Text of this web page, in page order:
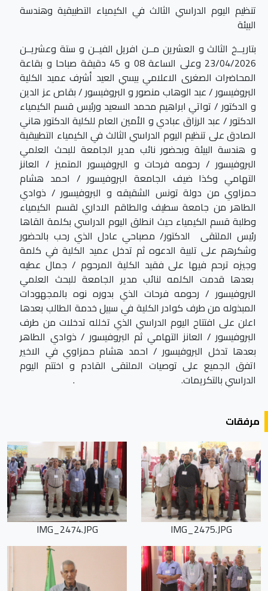
تنظيم اليوم الدراسي الثالث في الكيمياء التطبيقية وهندسة
البيئة
بتاريــخ الثالث و العشرين مــن افريل الفيــن و ستة وعشريــن
23/04/2026 وعلى الساعة 08 و 45 دقيقة صباحا و بقاعة
المحاضرات الصغرى الاعلامي بيسي العيد أشرف عميد الكلية
البروفيسور / عبد الوهاب منصور و البروفيسور / بقاص عز الدين
و الدكتور / تواتي ابراهيم محمد السعيد ورئيس قسم الكيمياء
الدكتور / عبد الرزاق عبادي و الأمين العام للكلية الدكتور هاني
الصادق على تنظيم اليوم الدراسي الثالث في الكيمياء التطبيقية
و هندسة البيئة وبحضور نائب مدير الجامعة للبحث العلمي
البروفيسور / رحومه فرحات و البروفيسور المتميز / العانز
التهامي وكذا ضيف الجامعة البروفيسور / احمد هشام
حمزاوي من دولة تونس الشقيقه و البروفيسور / ذوادي
الطاهر من جامعة سطيف والطاقم الاداري لقسم الكيمياء
وطلبة قسم الكيمياء حيث انطلق اليوم الدراسي بكلمة القاها
رئيس الملتقى الدكتور/ مصباحي عادل الذي رحب بالحضور
وشكرهم على تلبية الدعوه ثم تدخل عميد الكلية في كلمة
وجيزه ترحم فيها على فقيد الكلية المرحوم / جمال عطيه
بعدها قدمت الكلمه لنائب مدير الجامعة للبحث العلمي
البروفيسور / رحومه فرحات الذي بدوره نوه بالمجهودات
المبذوله من طرف كوادر الكلية في سبيل خدمة الطالب بعدها
اعلن على افتتاح اليوم الدراسي الذي تخلله تدخلات من طرف
البروفيسور / العانز التهامي ثم البروفيسور / ذوادي الطاهر
بعدها تدخل البروفيسور / احمد هشام حمزاوي في الاخير
اتفق الجميع على توصيات الملتقى القادم و اختتم اليوم
الدراسي بالتكريمات. .
مرفقات
IMG_2475.JPG
IMG_2474.JPG